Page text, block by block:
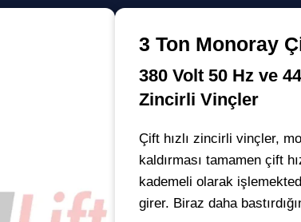
3 Ton Monoray
380 Volt 50 Hz ve
Zincirli Vinçler
Çift hızlı zincirli vinçler,
kaldırması tamamen çift
kademeli olarak
girer. Biraz daha